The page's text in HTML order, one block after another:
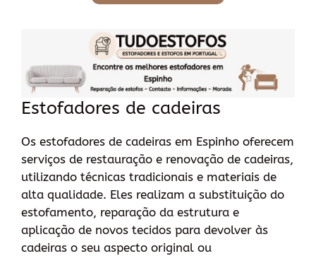
Estofadores de cadeiras
Os estofadores de cadeiras em Espinho oferecem
serviços de restauração e renovação de cadeiras,
utilizando técnicas tradicionais e materiais de
alta qualidade. Eles realizam a substituição do
estofamento, reparação da estrutura e
aplicação de novos tecidos para devolver às
cadeiras o seu aspecto original ou